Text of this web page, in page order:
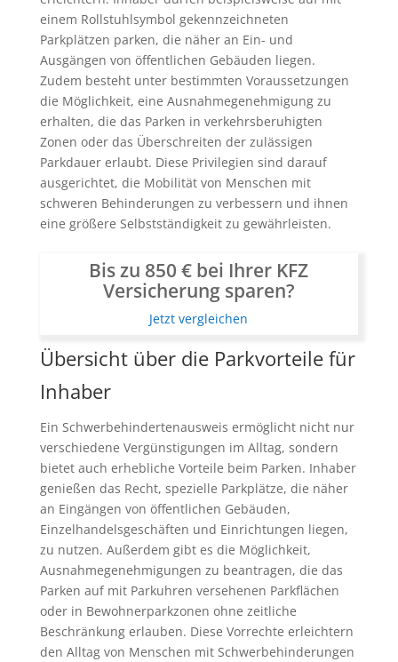
einem Rollstuhlsymbol gekennzeichneten
Parkplätzen parken, die näher an Ein- und
Ausgängen von öffentlichen Gebäuden liegen.
Zudem besteht unter bestimmten Voraussetzungen
die Möglichkeit, eine Ausnahmegenehmigung zu
erhalten, die das Parken in verkehrsberuhigten
Zonen oder das Überschreiten der zulässigen
Parkdauer erlaubt. Diese Privilegien sind darauf
ausgerichtet, die Mobilität von Menschen mit
schweren Behinderungen zu verbessern und ihnen
eine größere Selbstständigkeit zu gewährleisten.
Bis zu 850 € bei Ihrer KFZ
Versicherung sparen?
Jetzt vergleichen
Übersicht über die Parkvorteile für
Inhaber
Ein Schwerbehindertenausweis ermöglicht nicht nur
verschiedene Vergünstigungen im Alltag, sondern
bietet auch erhebliche Vorteile beim Parken. Inhaber
genießen das Recht, spezielle Parkplätze, die näher
an Eingängen von öffentlichen Gebäuden,
Einzelhandelsgeschäften und Einrichtungen liegen,
zu nutzen. Außerdem gibt es die Möglichkeit,
Ausnahmegenehmigungen zu beantragen, die das
Parken auf mit Parkuhren versehenen Parkflächen
oder in Bewohnerparkzonen ohne zeitliche
Beschränkung erlauben. Diese Vorrechte erleichtern
den Alltag von Menschen mit Schwerbehinderungen